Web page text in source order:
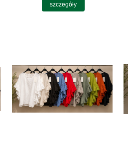
szczegóły